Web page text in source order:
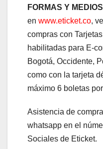
FORMAS Y
en www.eticket.co,
compras con
habilitadas para E-
Bogotá, Occidente,
como con la tarjeta
máximo 6 boletas
Asistencia de
whatsapp en el
Sociales de Eticket.